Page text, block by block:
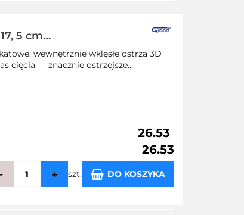
5 cm
wewnętrznie wklęsłe ostrza 3D
cięcia __ znacznie ostrzejsze...
26.53
26.53
szt. DO KOSZYKA